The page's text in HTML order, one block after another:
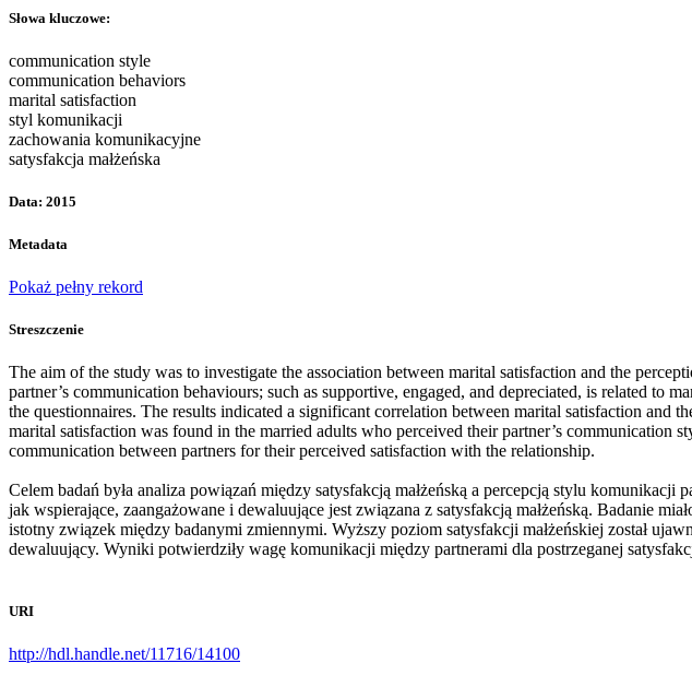
Słowa kluczowe:
communication style
communication behaviors
marital satisfaction
styl komunikacji
zachowania komunikacyjne
satysfakcja małżeńska
Data: 2015
Metadata
Pokaż pełny rekord
Streszczenie
The aim of the study was to investigate the association between marital satisfaction and the
partner’s communication behaviours; such as supportive, engaged, and depreciated, is related
the questionnaires. The results indicated a significant correlation between marital satisfaction and
marital satisfaction was found in the married adults who perceived their partner’s communication
communication between partners for their perceived satisfaction with the relationship.
Celem badań była analiza powiązań między satysfakcją małżeńską a percepcją stylu
jak wspierające, zaangażowane i dewaluujące jest związana z satysfakcją małżeńską. Badanie
istotny związek między badanymi zmiennymi. Wyższy poziom satysfakcji małżeńskiej został
dewaluujący. Wyniki potwierdziły wagę komunikacji między partnerami dla postrzeganej
URI
http://hdl.handle.net/11716/14100